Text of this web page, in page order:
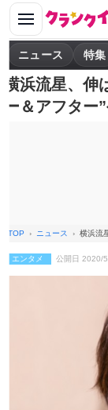
ニュース 特集
横浜流星、伸
ー＆アフター
TOP ニュース 横浜流
エンタメ 公開日 2020/